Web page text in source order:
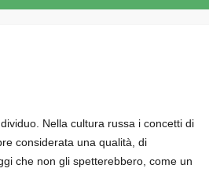
Nella cultura russa i concetti di
considerata una qualità, di
che non gli spetterebbero, come un